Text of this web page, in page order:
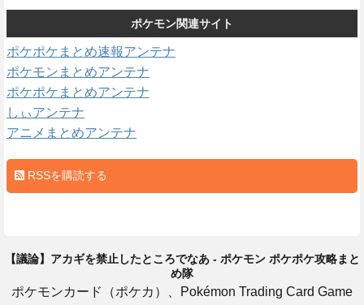
ポケモン関連サイト
ポケポケまとめ速報アンテナ
ポケモンまとめアンテナ
ポケポケまとめアンテナ
しぃアンテナ
アニメまとめアンテナ
RSSを購読する
【議論】アカギを禁止したところでなあ - ポケモン ポケポケ攻略まと
め隊
ポケモンカード（ポケカ）、Pokémon Trading Card Game